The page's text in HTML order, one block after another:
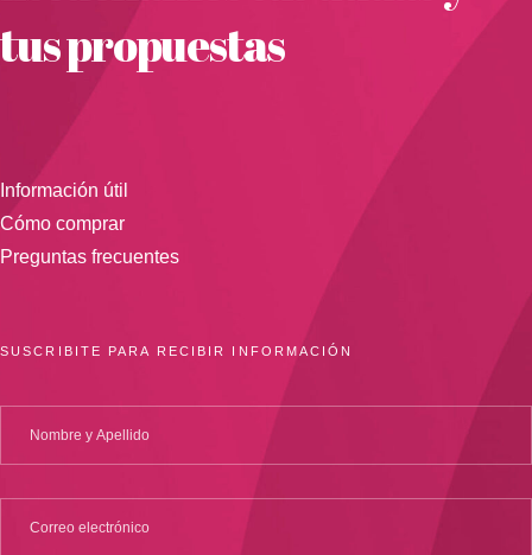
tus propuestas
Información útil
Cómo comprar
Preguntas frecuentes
SUSCRIBITE PARA RECIBIR INFORMACIÓN